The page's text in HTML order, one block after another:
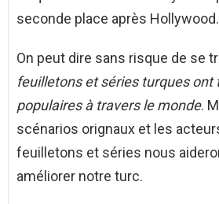
seconde place après Hollywood.
On peut dire sans risque de se
feuilletons et séries turques ont
populaires à travers le monde.
scénarios orignaux et les
feuilletons et séries nous
améliorer notre turc.